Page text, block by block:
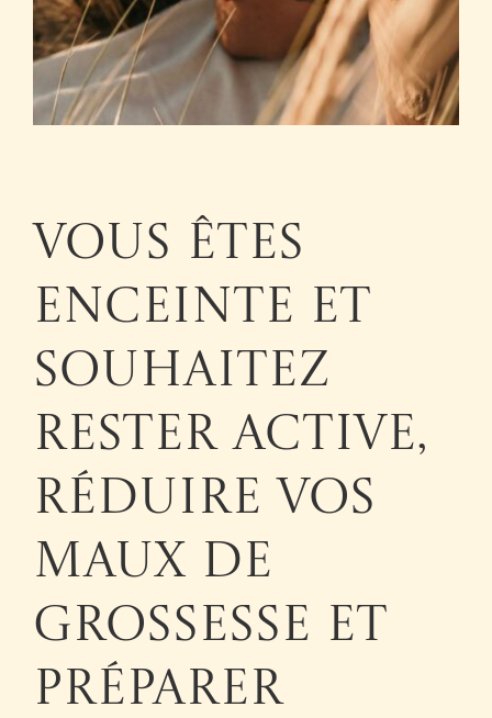
Vous êtes
enceinte et
souhaitez
rester active,
réduire vos
maux de
grossesse et
préparer